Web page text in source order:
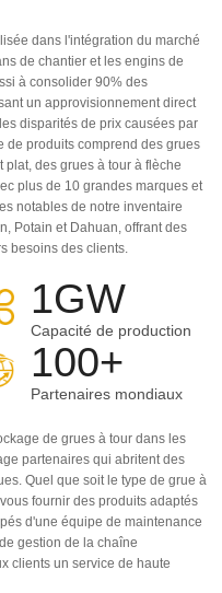
dans l'intégration du marché
de chantier et les engins de
à consolider 90% des
un approvisionnement direct
disparités de prix causées par
de produits comprend des grues
plat, des grues à tour à flèche
plus de 10 grandes marques et
notables de notre inventaire
Potain et Dahuan, offrant des
besoins des clients.
1GW
Capacité de production
100+
Partenaires mondiaux
de grues à tour dans les
partenaires qui abritent des
Quel que soit le type de grue à
fournir des produits adaptés
d'une équipe de maintenance
gestion de la chaîne
clients un service de haute